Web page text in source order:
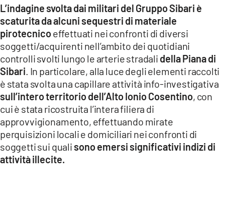
LACAPITALENEWS.IT
App
ANDROID
APPLE
L’indagine svolta dai militari del Gruppo Sibari è
scaturita da alcuni sequestri di materiale
pirotecnicoeffettuati nei confronti di diversi
soggetti/acquirenti nell’ambito dei quotidiani
controlli svolti lungo le arterie stradali della Piana di
Sibari. In particolare, alla luce degli elementi raccolti
è stata svolta una capillare attività info-investigativa
sull’intero territorio dell’Alto Ionio Cosentino, con
cui è stata ricostruita l’intera filiera di
approvvigionamento, effettuando mirate
perquisizioni locali e domiciliari nei confronti di
soggetti sui quali sono emersi significativi indizi di
attività illecite.